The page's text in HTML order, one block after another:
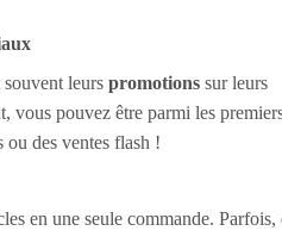
leurs promotions sur leurs
vous pouvez être parmi les
des ventes flash !
en une seule commande. Parfois,